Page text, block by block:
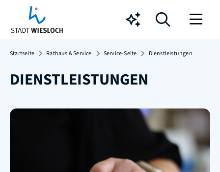
Chatbot
Startseite Rathaus & Service Service-Seite Dienstleistungen
DIENSTLEISTUNGEN